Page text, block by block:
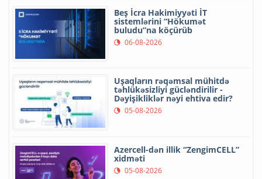
Beş İcra Hakimiyyəti İT
sistemlərini “Hökumət
buludu”na köçürüb
06-08-2026
Uşaqların rəqəmsal mühitdə
təhlükəsizliyi gücləndirilir -
Dəyişikliklər nəyi ehtiva edir?
05-08-2026
Azercell-dən illik “ZengimCELL”
xidməti
05-08-2026